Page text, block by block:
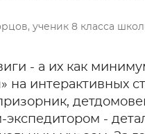
ученик 8 класса
- а их как
на интерактивных
-